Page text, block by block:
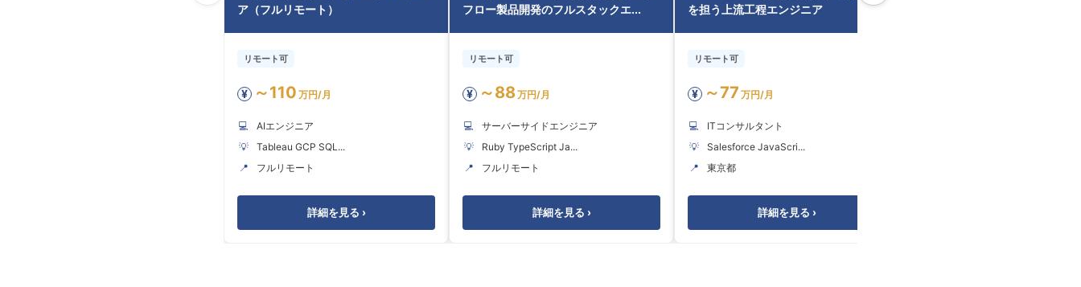
ア（フルリモート）
リモート可
¥ ～110 万円/月
💻
AIエンジニア
💡
Tableau GCP SQL...
📍
フルリモート
詳細を見る ›
フロー製品開発のフルスタックエ...
リモート可
¥ ～88万円/月
💻
サーバーサイドエンジニア
💡
Ruby TypeScript Ja...
📍
フルリモート
詳細を見る ›
を担う上流工程エンジニア
リモート可
¥ ～77 万円/月
💻
ITコンサルタント
💡
Salesforce JavaScri...
📍
東京都
詳細を見る ›